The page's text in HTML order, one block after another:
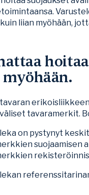
liian myöhään,
tavaramerkit.
on pystynyt
suojaamisen